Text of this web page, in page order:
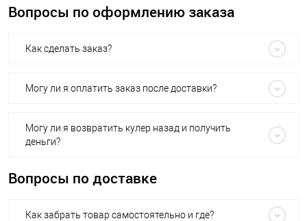
Вопросы по оформлению заказа
Как сделать заказ?
Могу ли я оплатить заказ после доставки?
Могу ли я возвратить кулер назад и получить
деньги?
Вопросы по доставке
Как забрать товар самостоятельно и где?